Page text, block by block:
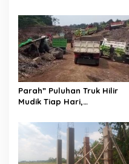
Amalkan Nilai Luhur
Pemersatu Bangsa
Parah” Puluhan Truk Hilir
Mudik Tiap Hari,
Desa Gandatapa
Kecamatan Sumbang
Kabupaten Banyumas Tuai
Sorotan